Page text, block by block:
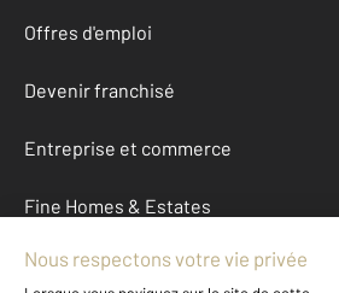
Offres d'emploi
Devenir franchisé
Entreprise et commerce
Fine Homes & Estates
À propos